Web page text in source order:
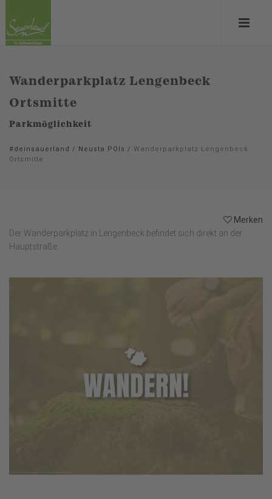
Wanderparkplatz Lengenbeck
Ortsmitte
Parkmöglichkeit
#deinsauerland / Neusta POIs / Wanderparkplatz Lengenbeck
Ortsmitte
Merken
Der Wanderparkplatz in Lengenbeck befindet sich direkt an der
Hauptstraße.